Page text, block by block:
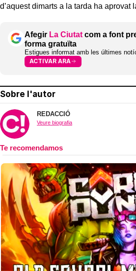
d’aquest dimarts a la tarda ha aprovat
Afegir La Ciutat com a font
forma gratuïta
Estigues informat amb les últimes
ACTIVAR ARA
Sobre l'autor
REDACCIÓ
Veure biografia